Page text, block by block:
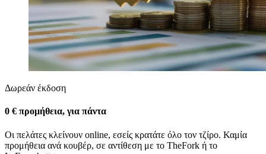
Δωρεάν έκδοση
0 € προμήθεια, για πάντα
Οι πελάτες κλείνουν online, εσείς κρατάτε όλο τον τζίρο. Καμία
προμήθεια ανά κουβέρ, σε αντίθεση με το TheFork ή το